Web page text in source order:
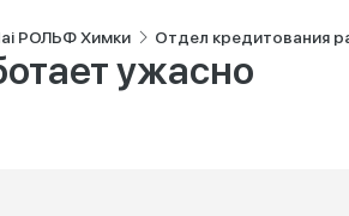
РОЛЬФ Химки Отдел кредитования
ужасно